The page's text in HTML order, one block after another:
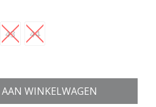
43 44
WINKELWAGEN